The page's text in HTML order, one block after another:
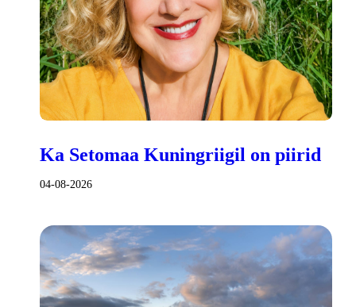
Ka Setomaa Kuningriigil on piirid
04-08-2026